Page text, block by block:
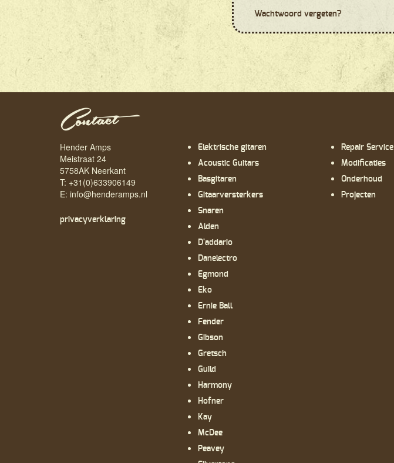
Wachtwoord vergeten?
Contact
Hender Amps
Meistraat 24
5758AK Neerkant
T: +31(0)633906149
E: info@henderamps.nl
privacyverklaring
Elektrische gitaren
Acoustic Guitars
Basgitaren
Gitaarversterkers
Snaren
Alden
D'addario
Danelectro
Egmond
Eko
Ernie Ball
Fender
Gibson
Gretsch
Guild
Harmony
Hofner
Kay
McDee
Peavey
Repair Service
Modificaties
Onderhoud
Projecten